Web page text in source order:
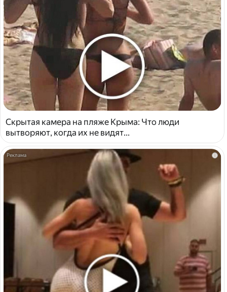
Скрытая камера на пляже Крыма: Что люди
вытворяют, когда их не видят...
i